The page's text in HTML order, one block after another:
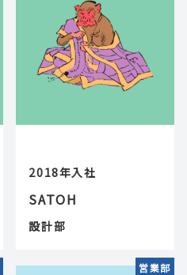
2018年入社
SATOH
設計部
営業部